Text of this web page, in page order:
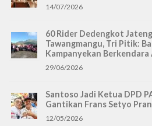
14/07/2026
60 Rider Dedengkot
Tawangmangu, Tri Pitik:
Kampanyekan Berkendara
29/06/2026
Santoso Jadi Ketua DPD
Gantikan Frans Setyo
12/05/2026